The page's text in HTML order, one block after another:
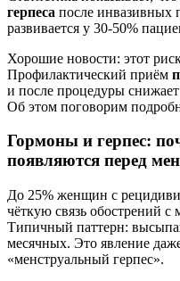
герпеса после инвазивных
развивается у 30-50%
Хорошие новости: этот
Профилактический приём
и после процедуры снижает
Об этом поговорим
Гормоны и герпес:
появляются перед
До 25% женщин с
чёткую связь обострений
Типичный паттерн:
месячных. Это явление
«менструальный герпес».